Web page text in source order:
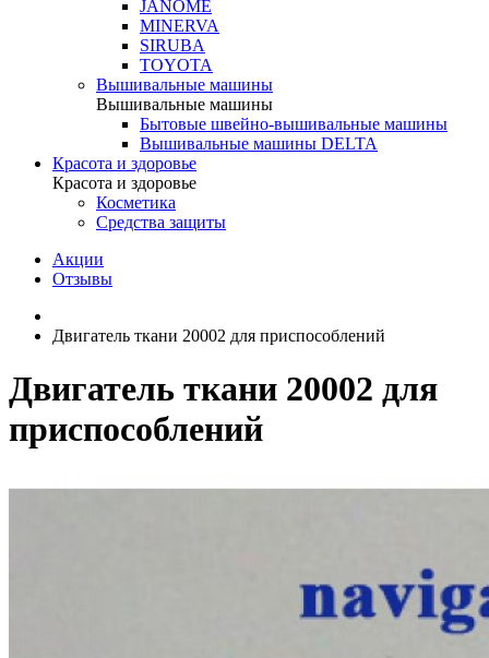
JANOME
MINERVA
SIRUBA
TOYOTA
Вышивальные машины
Вышивальные машины
Бытовые швейно-вышивальные машины
Вышивальные машины DELTA
Красота и здоровье
Красота и здоровье
Косметика
Средства защиты
Акции
Отзывы
Двигатель ткани 20002 для приспособлений
Двигатель ткани 20002 для
приспособлений